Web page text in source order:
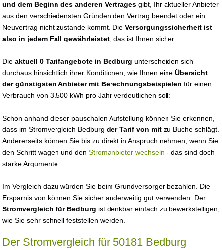
und dem Beginn des anderen Vertrages gibt, Ihr aktueller Anbieter
aus den verschiedensten Gründen den Vertrag beendet oder ein
Neuvertrag nicht zustande kommt. Die Versorgungssicherheit ist
also in jedem Fall gewährleistet , das ist Ihnen sicher.
Die aktuell 0 Tarifangebote in Bedburg unterscheiden sich
durchaus hinsichtlich ihrer Konditionen, wie Ihnen eine Übersicht
der günstigsten Anbieter mit Berechnungsbeispielen für einen
Verbrauch von 3.500 kWh pro Jahr verdeutlichen soll:
Schon anhand dieser pauschalen Aufstellung können Sie erkennen,
dass im Stromvergleich Bedburg der Tarif von mit zu Buche schlägt.
Andererseits können Sie bis zu direkt in Anspruch nehmen, wenn Sie
den Schritt wagen und den Stromanbieter wechseln - das sind doch
starke Argumente.
Im Vergleich dazu würden Sie beim Grundversorger bezahlen. Die
Ersparnis von können Sie sicher anderweitig gut verwenden. Der
Stromvergleich für Bedburg ist denkbar einfach zu bewerkstelligen,
wie Sie sehr schnell feststellen werden.
Der Stromvergleich für 50181 Bedburg